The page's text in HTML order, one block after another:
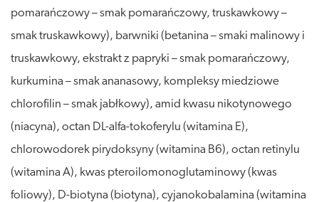
pomarańczowy – smak pomarańczowy, truskawkowy –
smak truskawkowy), barwniki (betanina – smaki malinowy i
truskawkowy, ekstrakt z papryki – smak pomarańczowy,
kurkumina – smak ananasowy, kompleksy miedziowe
chlorofilin – smak jabłkowy), amid kwasu nikotynowego
(niacyna), octan DL-alfa-tokoferylu (witamina E),
chlorowodorek pirydoksyny (witamina B6), octan retinylu
(witamina A), kwas pteroilomonoglutaminowy (kwas
foliowy), D-biotyna (biotyna), cyjanokobalamina (witamina